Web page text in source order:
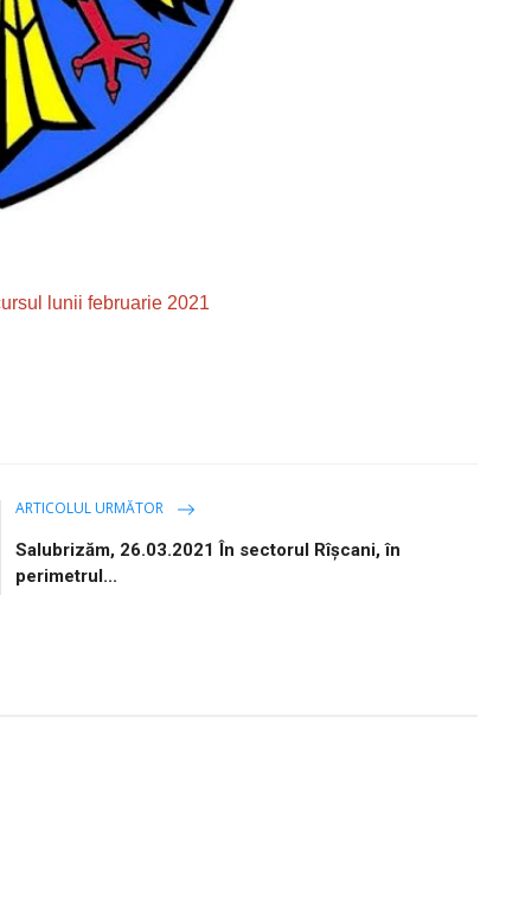
lunii februarie 2021
ARTICOLUL URMĂTOR
Salubrizăm, 26.03.2021 În sectorul Rîșcani, în
perimetrul...